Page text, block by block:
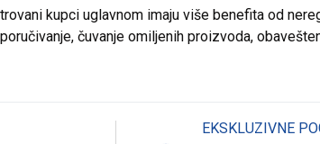
kupci uglavnom imaju više benefita od
čuvanje omiljenih proizvoda,
EKSKLUZIVNE